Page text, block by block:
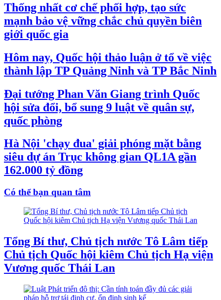
Thống nhất cơ chế phối hợp, tạo sức
mạnh bảo vệ vững chắc chủ quyền biên
giới quốc gia
Hôm nay, Quốc hội thảo luận ở tổ về việc
thành lập TP Quảng Ninh và TP Bắc Ninh
Đại tướng Phan Văn Giang trình Quốc
hội sửa đổi, bổ sung 9 luật về quân sự,
quốc phòng
Hà Nội 'chạy đua' giải phóng mặt bằng
siêu dự án Trục không gian QL1A gần
162.000 tỷ đồng
Có thể bạn quan tâm
Tổng Bí thư, Chủ tịch nước Tô Lâm tiếp
Chủ tịch Quốc hội kiêm Chủ tịch Hạ viện
Vương quốc Thái Lan